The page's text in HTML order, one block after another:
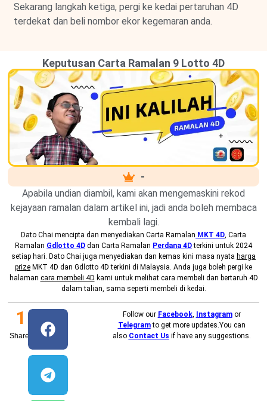
Sekarang langkah ketiga, pergi ke kedai pertaruhan 4D
terdekat dan beli nombor ekor kegemaran anda.
Keputusan Carta Ramalan 9 Lotto 4D
-
Apabila undian diambil, kami akan mengemaskini rekod
kejayaan ramalan dalam artikel ini, jadi anda boleh membaca
kembali lagi.
Dato Chai mencipta dan menyediakan Carta Ramalan MKT 4D, Carta
Ramalan Gdlotto 4D dan Carta Ramalan Perdana 4Dterkini untuk 2024
setiap hari. Dato Chai juga menyediakan dan kemas kini masa nyata harga
prize MKT 4D dan Gdlotto 4D terkini di Malaysia. Anda juga boleh pergi ke
halaman cara membeli 4D kami untuk melihat cara membeli dan bertaruh 4D
dalam talian, sama seperti membeli di kedai.
Shares
1 Follow our Facebook, Instagram or
Telegramto get more updates.You can
also Contact Us if have any suggestions.